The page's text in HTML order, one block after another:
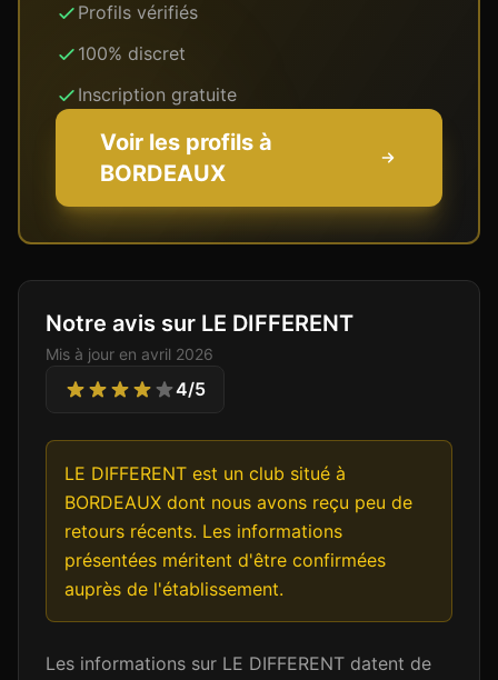
Profils vérifiés
100% discret
Inscription gratuite
Voir les profils à
BORDEAUX
Notre avis sur LE DIFFERENT
Mis à jour en avril 2026
4/5
LE DIFFERENT est un club situé à
BORDEAUX dont nous avons reçu peu de
retours récents. Les informations
présentées méritent d'être confirmées
auprès de l'établissement.
Les informations sur LE DIFFERENT datent de